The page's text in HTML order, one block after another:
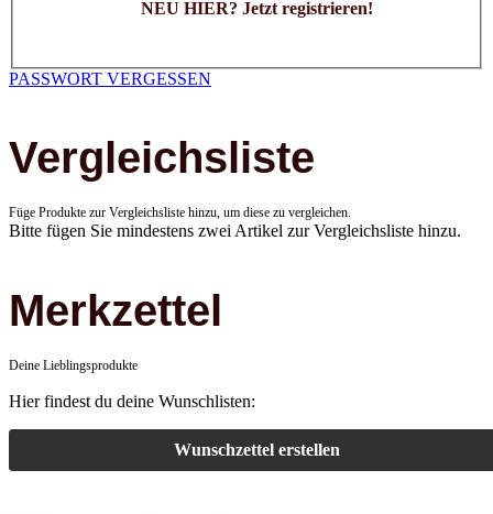
NEU HIER? Jetzt registrieren!
PASSWORT VERGESSEN
Vergleichsliste
Füge Produkte zur Vergleichsliste hinzu, um diese zu vergleichen.
Bitte fügen Sie mindestens zwei Artikel zur Vergleichsliste hinzu.
Merkzettel
Deine Lieblingsprodukte
Hier findest du deine Wunschlisten:
Wunschzettel erstellen